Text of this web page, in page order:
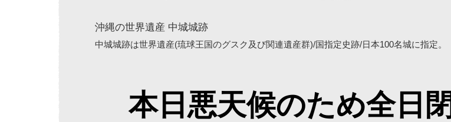
沖縄の世界遺産 中城城跡
中城城跡は世界遺産(琉球王国のグスク及び関連遺産群)/国指定史跡/日本100名城に指定。
本日悪天候のため全日